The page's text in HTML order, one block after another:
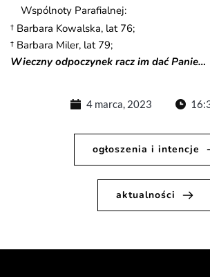
Wspólnoty Parafialnej:
† Barbara Kowalska, lat 76;
† Barbara Miler, lat 79;
Wieczny odpoczynek racz im dać Panie…
4 marca, 2023
ogłoszenia i intencje
aktualności